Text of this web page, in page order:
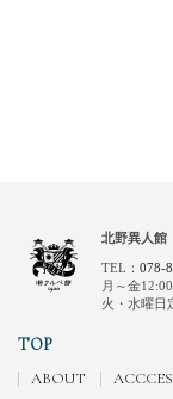
北野異人
TEL： 078-
月～金
火・水曜日
TOP
ABOUT